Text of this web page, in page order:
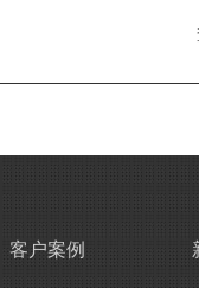
客户案例